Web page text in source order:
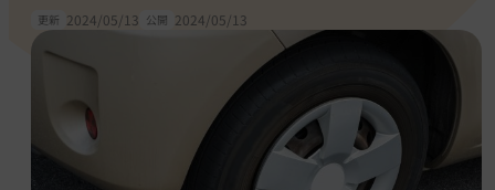
更新 2024/05/13 公開 2024/05/13